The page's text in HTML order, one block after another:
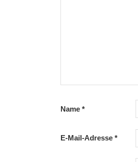
Name*
E-Mail-Adresse*